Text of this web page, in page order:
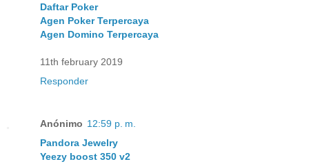
Daftar Poker
Agen Poker Terpercaya
Agen Domino Terpercaya
11th february 2019
Responder
Anónimo 12:59 p. m.
Pandora Jewelry
Yeezy boost 350 v2